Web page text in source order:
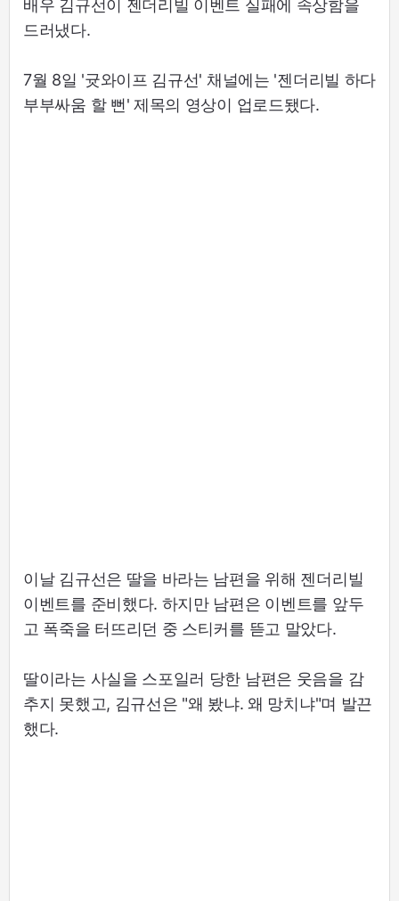
배우 김규선이 젠더리빌 이벤트 실패에 속상함을
드러냈다.
7월 8일 '귯와이프 김규선' 채널에는 '젠더리빌 하다
부부싸움 할 뻔' 제목의 영상이 업로드됐다.
이날 김규선은 딸을 바라는 남편을 위해 젠더리빌
이벤트를 준비했다. 하지만 남편은 이벤트를 앞두
고 폭죽을 터뜨리던 중 스티커를 뜯고 말았다.
딸이라는 사실을 스포일러 당한 남편은 웃음을 감
추지 못했고, 김규선은 "왜 봤냐. 왜 망치냐"며 발끈
했다.